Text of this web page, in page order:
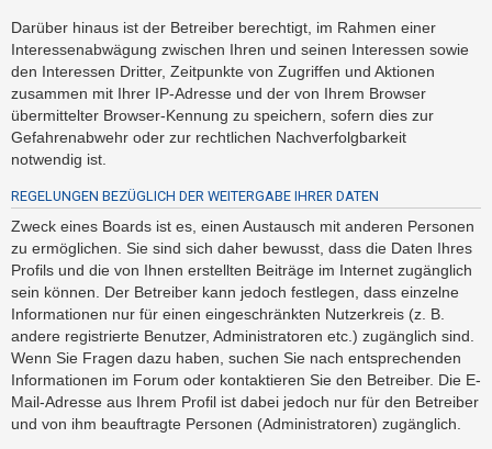
v
e
T
h
e
m
e
n
S
u
c
h
e
Darüber hinaus ist der Betreiber berechtigt, im Rahmen einer
Interessenabwägung zwischen Ihren und seinen Interessen sowie
den Interessen Dritter, Zeitpunkte von Zugriffen und Aktionen
zusammen mit Ihrer IP-Adresse und der von Ihrem Browser
übermittelter Browser-Kennung zu speichern, sofern dies zur
Gefahrenabwehr oder zur rechtlichen Nachverfolgbarkeit
notwendig ist.
REGELUNGEN BEZÜGLICH DER WEITERGABE IHRER DATEN
Zweck eines Boards ist es, einen Austausch mit anderen Personen
zu ermöglichen. Sie sind sich daher bewusst, dass die Daten Ihres
Profils und die von Ihnen erstellten Beiträge im Internet zugänglich
sein können. Der Betreiber kann jedoch festlegen, dass einzelne
Informationen nur für einen eingeschränkten Nutzerkreis (z. B.
andere registrierte Benutzer, Administratoren etc.) zugänglich sind.
Wenn Sie Fragen dazu haben, suchen Sie nach entsprechenden
Informationen im Forum oder kontaktieren Sie den Betreiber. Die E-
Mail-Adresse aus Ihrem Profil ist dabei jedoch nur für den Betreiber
und von ihm beauftragte Personen (Administratoren) zugänglich.